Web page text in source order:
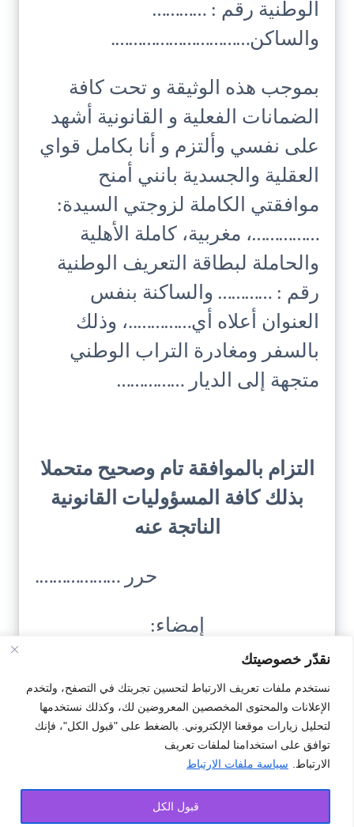
نقدّر خصوصيتك
نستخدم ملفات تعريف الارتباط لتحسين تجربتك في التصفح، ولتخدم
الإعلانات والمحتوى المخصصين المعروضين لك، وكذلك نستخدمها
لتحليل زيارات موقعنا الإلكتروني. بالضغط على "قبول الكل"، فإنك
توافق على استخدامنا لملفات تعريف
الارتباط.
سياسة ملفات الارتباط
قبول الكل
الوطنية رقم : …………
والساكن………………………….
بموجب هذه الوثيقة و تحت كافة
الضمانات الفعلية و القانونية أشهد
على نفسي وألتزم و أنا بكامل قواي
العقلية والجسدية بانني أمنح
موافقتي الكاملة لزوجتي السيدة:
……………، مغربية، كاملة الأهلية
والحاملة لبطاقة التعريف الوطنية
رقم : ………… والساكنة بنفس
العنوان أعلاه أي…………..، وذلك
بالسفر ومغادرة التراب الوطني
متجهة إلى الديار ……………
التزام بالموافقة تام وصحيح متحملا
بذلك كافة المسؤوليات القانونية
الناتجة عنه
حرر ……………….
إمضاء:
تحميل النمودج
#موافقات #موافقة للزوجة بالسفر